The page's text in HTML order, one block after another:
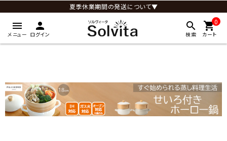
夏季休業期間の発送について▼
menu
メニュー
person
ログイン
search
検索
0
shopping_cart
カート